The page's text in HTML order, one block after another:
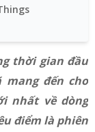
thời gian đầu
mang đến cho
nhất về dòng
điểm là phiên